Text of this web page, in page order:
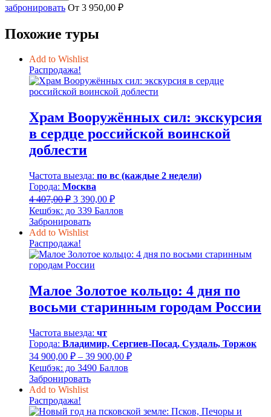
забронировать От 3 950,00 ₽
Похожие туры
Add to Wishlist
Распродажа!
Храм Вооружённых сил: экскурсия
в сердце российской воинской
доблести
Частота выезда: по вс (каждые 2 недели)
Города: Москва
4 407,00₽ Первоначальная
цена
составляла
4
407,00 ₽.
3 390,00 ₽Текущая
цена:
3
Кешбэк: до 339 Баллов
Забронировать
Add to Wishlist
Распродажа!
Малое Золотое кольцо: 4 дня по
восьми старинным городам России
Частота выезда: чт
Города: Владимир, Сергиев-Посад, Суздаль, Торжок
34 900,00 ₽ – 39 900,00 ₽Диапазон
39
Кешбэк: до 3490 Баллов
Забронировать
Add to Wishlist
Распродажа!